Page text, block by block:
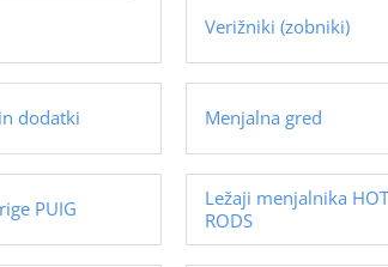
Verižniki (zobniki)
dodatki Menjalna gred
PUIG
Ležaji menjalnika HOT
RODS